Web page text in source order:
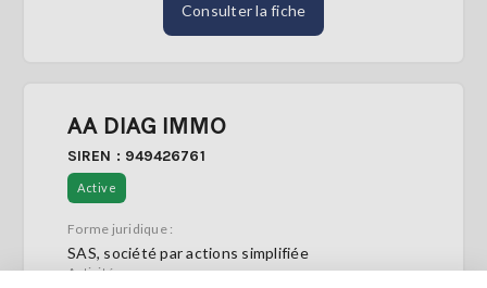
Consulter la fiche
AA DIAG IMMO
SIREN : 949426761
Active
Forme juridique :
SAS, société par actions simplifiée
Activité :